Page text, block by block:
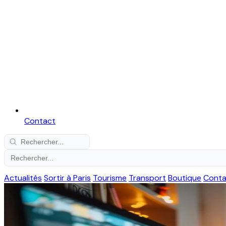
Contact
Actualités Sortir à Paris Tourisme Transport Boutique